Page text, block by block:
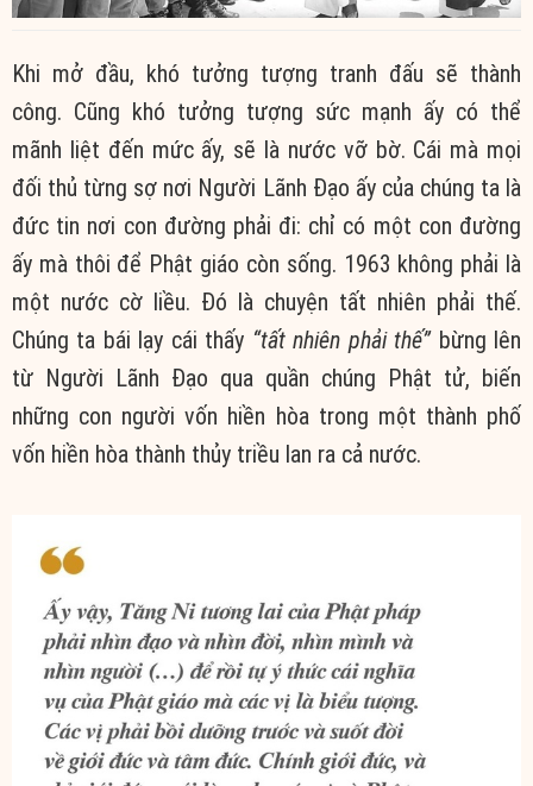
Khi mở đầu, khó tưởng tượng tranh đấu sẽ thành
công. Cũng khó tưởng tượng sức mạnh ấy có thể
mãnh liệt đến mức ấy, sẽ là nước vỡ bờ. Cái mà mọi
đối thủ từng sợ nơi Người Lãnh Đạo ấy của chúng ta là
đức tin nơi con đường phải đi: chỉ có một con đường
ấy mà thôi để Phật giáo còn sống. 1963 không phải là
một nước cờ liều. Đó là chuyện tất nhiên phải thế.
Chúng ta bái lạy cái thấy “tất nhiên phải thế”bừng lên
từ Người Lãnh Đạo qua quần chúng Phật tử, biến
những con người vốn hiền hòa trong một thành phố
vốn hiền hòa thành thủy triều lan ra cả nước.